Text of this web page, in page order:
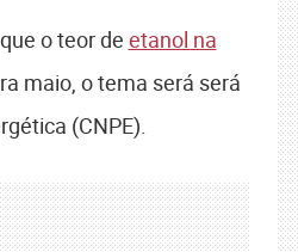
o teor de etanol na
maio, o tema será será
(CNPE).